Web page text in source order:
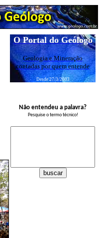
O Portal do Geólogo
Geologia e Mineração
contadas por quem entende
Desde 27/3/2003
Não entendeu a palavra?
Pesquise o termo técnico!